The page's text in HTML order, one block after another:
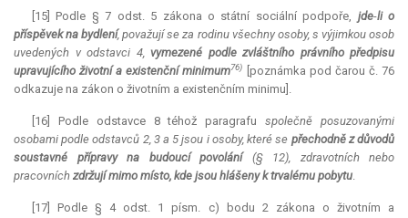
[15] Podle § 7 odst. 5 zákona o státní sociální podpoře, jde-li o
příspěvek na bydlení, považují se za rodinu všechny osoby, s výjimkou osob
uvedených v odstavci 4, vymezené podle zvláštního právního předpisu
upravujícího životní a existenční minimum76)
[poznámka pod čarou č. 76
odkazuje na zákon o životním a existenčním minimu].
[16] Podle odstavce 8 téhož paragrafuspolečně posuzovanými
osobami podle odstavců 2, 3 a 5 jsou i osoby, které se přechodně z důvodů
soustavné přípravy na budoucí povolání (§ 12), zdravotních nebo
pracovních zdržují mimo místo, kde jsou hlášeny k trvalému pobytu.
[17] Podle § 4 odst. 1 písm. c) bodu 2 zákona o životním a